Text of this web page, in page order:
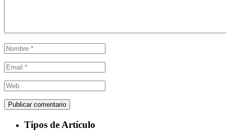
Tipos de Artículo